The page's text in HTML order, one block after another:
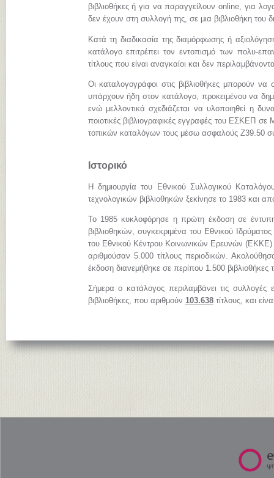
βιβλιοθήκες ή για να παραγγείλουν online, για
δεν έχουν στη συλλογή της, σε μια βιβλιοθήκη του
Κατά τη διαδικασία της διαμόρφωσης ή
κατάλογο επιτρέπει τον εντοπισμό των πολυ-
τίτλους που είναι αναγκαίοι και δεν
Οι καταλογογράφοι στις βιβλιοθήκες μπορούν να
υπάρχουν ήδη στον κατάλογο, προκειμένου να
ενώ μελλοντικά σχεδιάζεται να υλοποιηθεί η
ποιοτικές βιβλιογραφικές εγγραφές του ΕΣΚΕΠ
τοπικών καταλόγων τους μέσω ασφαλούς Z39.50
Ιστορικό
Η δημιουργία του Εθνικού Συλλογικού
τεχνολογικών βιβλιοθηκών ξεκίνησε το 1983 και
Το 1985 κυκλοφόρησε η πρώτη έκδοση σε
βιβλιοθηκών, συγκεκριμένα του Εθνικού
του Εθνικού Κέντρου Κοινωνικών Ερευνών
αριθμούσαν 5.000 τίτλους περιοδικών.
έκδοση διανεμήθηκε σε περίπου 1.500 βιβλιοθήκες
Σήμερα ο κατάλογος περιλαμβάνει τις
βιβλιοθήκες, που αριθμούν 103.638τίτλους, και